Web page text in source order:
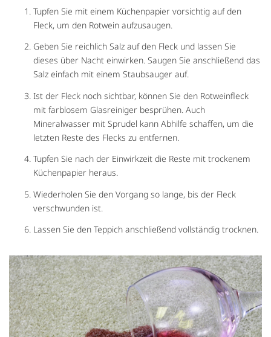
Tupfen Sie mit einem Küchenpapier vorsichtig auf den
Fleck, um den Rotwein aufzusaugen.
Geben Sie reichlich Salz auf den Fleck und lassen Sie
dieses über Nacht einwirken. Saugen Sie anschließend das
Salz einfach mit einem Staubsauger auf.
Ist der Fleck noch sichtbar, können Sie den Rotweinfleck
mit farblosem Glasreiniger besprühen. Auch
Mineralwasser mit Sprudel kann Abhilfe schaffen, um die
letzten Reste des Flecks zu entfernen.
Tupfen Sie nach der Einwirkzeit die Reste mit trockenem
Küchenpapier heraus.
Wiederholen Sie den Vorgang so lange, bis der Fleck
verschwunden ist.
Lassen Sie den Teppich anschließend vollständig trocknen.